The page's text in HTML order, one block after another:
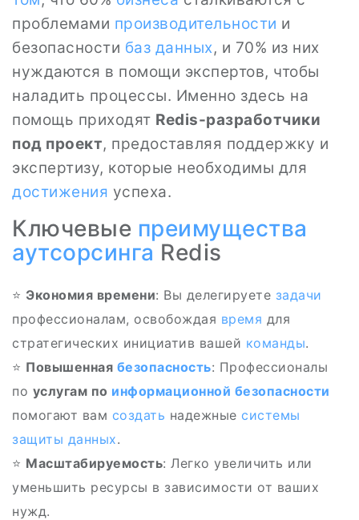
проблемами производительности и
безопасности баз данных, и 70% из них
нуждаются в помощи экспертов, чтобы
наладить процессы. Именно здесь на
помощь приходят Redis-разработчики
под проект, предоставляя поддержку и
экспертизу, которые необходимы для
достижения успеха.
Ключевые преимущества
аутсорсинга Redis
⭐ Экономия времени: Вы делегируете задачи
профессионалам, освобождая время для
стратегических инициатив вашей команды.
⭐ Повышенная безопасность: Профессионалы
по услугам по информационной безопасности
помогают вам создать надежные системы
защиты данных.
⭐ Масштабируемость: Легко увеличить или
уменьшить ресурсы в зависимости от ваших
нужд.